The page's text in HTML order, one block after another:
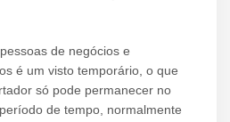
de negócios e
é um visto temporário, o que
só pode permanecer no
de tempo, normalmente